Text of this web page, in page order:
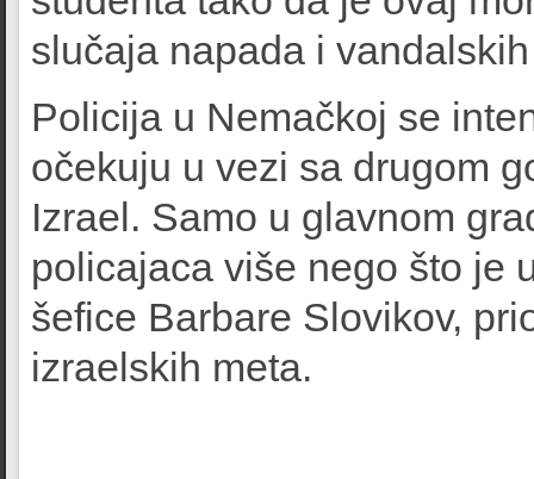
slučaja napada i
Policija u Nemačkoj se
očekuju u vezi sa drugom
Izrael. Samo u glavnom
policajaca više nego što je
šefice Barbare Slovikov,
izraelskih meta.